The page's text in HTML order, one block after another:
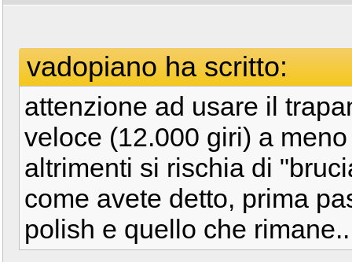
vadopiano ha scritto:
attenzione ad usare il
veloce (12.000 giri) a
altrimenti si rischia di
come avete detto, prima
polish e quello che